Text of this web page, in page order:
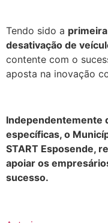
Tendo sido a
desativação de
contente com o
aposta na inovação
Independentemente
específicas, o
START Esposende,
apoiar os
sucesso.